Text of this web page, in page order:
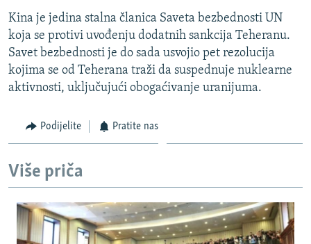
MOJA EVROPA
TRI DECENIJE OD RATA U BIH
SVE KARTE DEJTONA
NASTANAK I RASPAD JUGOSLAVIJE
Kina je jedina stalna članica Saveta bezbednosti UN
koja se protivi uvođenju dodatnih sankcija Teheranu.
Savet bezbednosti je do sada usvojio pet rezolucija
kojima se od Teherana traži da suspednuje nuklearne
aktivnosti, uključujući obogaćivanje uranijuma.
Podijelite Pratite nas
Više priča